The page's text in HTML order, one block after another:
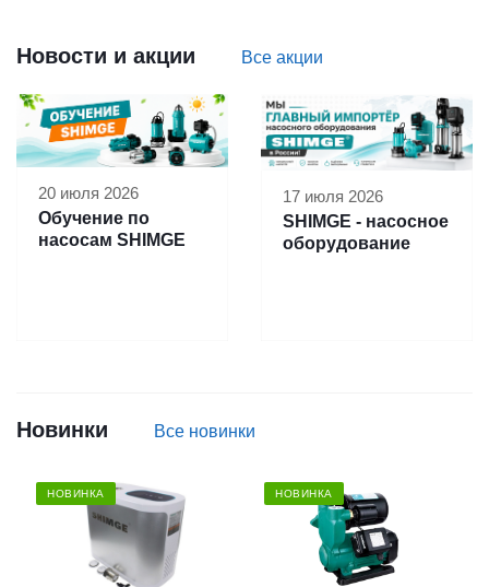
Новости и акции Все акции
20 июля 2026
Обучение по
насосам SHIMGE
17 июля 2026
SHIMGE - насосное
оборудование
Новинки Все новинки
НОВИНКА НОВИНКА